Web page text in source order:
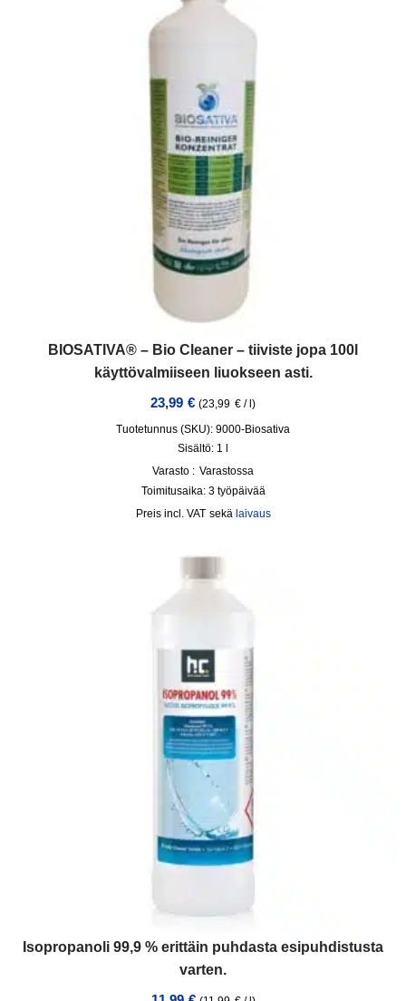
BIOSATIVA® – Bio Cleaner – tiiviste jopa 100l
käyttövalmiiseen liuokseen asti.
23,99 € (23,99 € /l)
Tuotetunnus (SKU): 9000-Biosativa
Sisältö: 1
Varasto : Varastossa
Toimitusaika: 3 työpäivää
incl. VAT sekä laivaus
Isopropanoli 99,9 % erittäin puhdasta esipuhdistusta
varten.